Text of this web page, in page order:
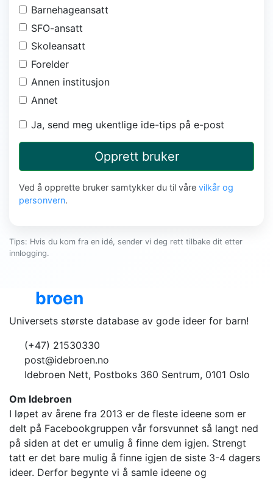
Barnehageansatt
SFO-ansatt
Skoleansatt
Forelder
Annen institusjon
Annet
Ja, send meg ukentlige ide-tips på e-post
Opprett bruker
Ved å opprette bruker samtykker du til våre vilkår og
personvern.
Tips: Hvis du kom fra en idé, sender vi deg rett tilbake dit etter
innlogging.
broen
Universets største database av gode ideer for barn!
(+47) 21530330
post@idebroen.no
Idebroen Nett, Postboks 360 Sentrum, 0101 Oslo
Om Idebroen
I løpet av årene fra 2013 er de fleste ideene som er
delt på Facebookgruppen vår forsvunnet så langt ned
på siden at det er umulig å finne dem igjen. Strengt
tatt er det bare mulig å finne igjen de siste 3-4 dagers
ideer. Derfor begynte vi å samle ideene og